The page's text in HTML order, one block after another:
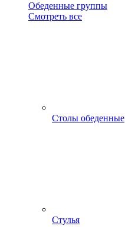
Обеденные группы
Смотреть все
Столы обеденные
Стулья